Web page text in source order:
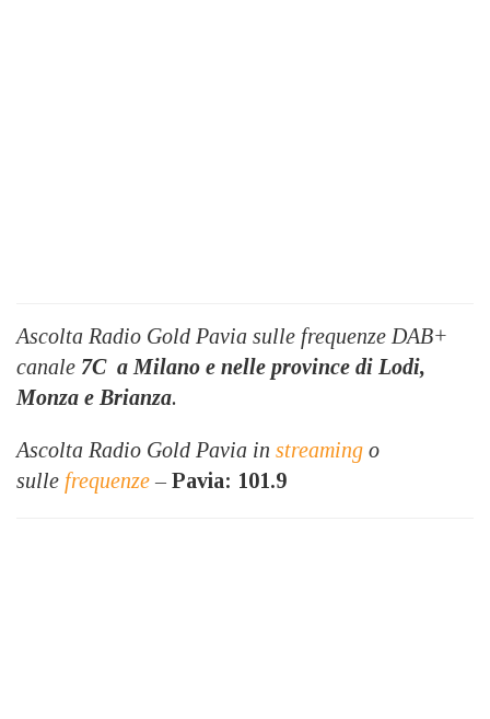
Ascolta Radio Gold Pavia sulle frequenze DAB+
canale 7C a Milano e nelle province di Lodi,
Monza e Brianza.
Ascolta Radio Gold Pavia in streaming o
sulle frequenze– Pavia: 101.9